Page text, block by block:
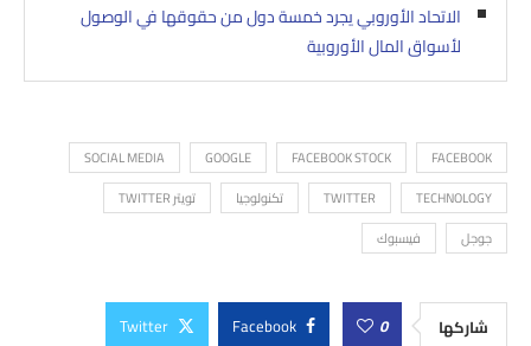
الاتحاد الأوروبي يجرد خمسة دول من حقوقها في الوصول
لأسواق المال الأوروبية
FACEBOOK
FACEBOOK STOCK
GOOGLE
SOCIAL MEDIA
TECHNOLOGY
TWITTER تكنولوجيا
تويتر TWITTER
جوجل
فيسبوك
شاركها 0
Facebook
Twitter